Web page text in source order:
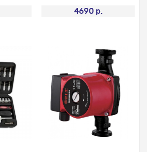
4690 р.